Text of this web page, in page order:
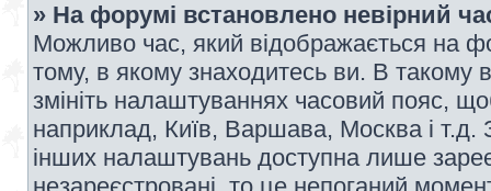
» На форумі встановлено невірний
Можливо час, який відображається на
тому, в якому знаходитесь ви. В такому
змініть налаштуваннях часовий пояс,
наприклад, Київ, Варшава, Москва і т.д.
інших налаштувань доступна лише